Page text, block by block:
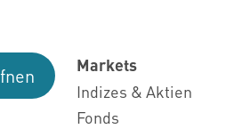
Markets
Indizes & Aktien
Fonds